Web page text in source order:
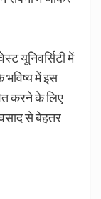
यूनिवर्सिटी में
में इस
करने के लिए
से बेहतर